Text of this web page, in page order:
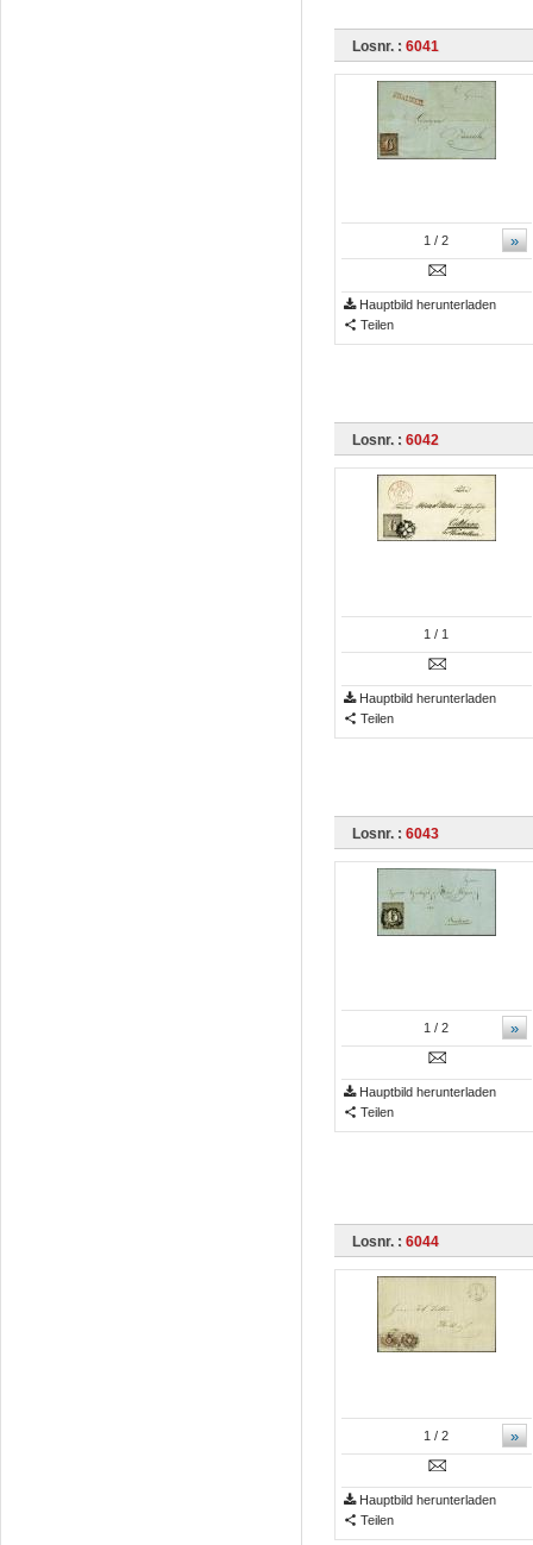
Losnr. : 6041
»
1 / 2
Hauptbild herunterladen
Teilen
Losnr. : 6042
1 / 1
Hauptbild herunterladen
Teilen
Losnr. : 6043
»
1 / 2
Hauptbild herunterladen
Teilen
Losnr. : 6044
»
1 / 2
Hauptbild herunterladen
Teilen